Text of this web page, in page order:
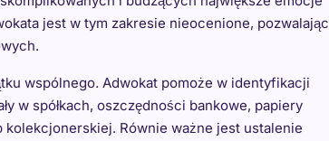
jest w tym zakresie nieocenione, pozwalając
wspólnego. Adwokat pomoże w identyfikacji
w spółkach, oszczędności bankowe, papiery
Równie ważne jest ustalenie